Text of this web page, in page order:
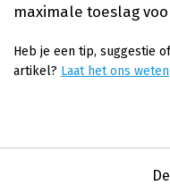
maximale toeslag
Heb je een tip, suggestie
artikel? Laat het ons weten